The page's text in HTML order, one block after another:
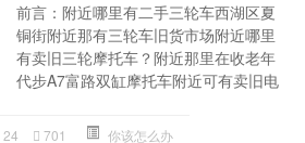
前言：附近哪里有二手三轮车西湖区夏
铜街附近那有三轮车旧货市场附近哪里
有卖旧三轮摩托车？附近那里在收老年
代步A7富路双缸摩托车附近可有卖旧电
24 701 你该怎么办